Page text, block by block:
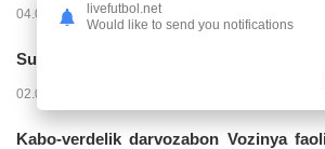
04.08.2026 02:11 14280
Superliga. “Buxoro” - “Lokomotiv”...
02.08.2026 03:08
Kabo-verdelik darvozabon Vozinya
livefutbol.net
Would like to send you notifications